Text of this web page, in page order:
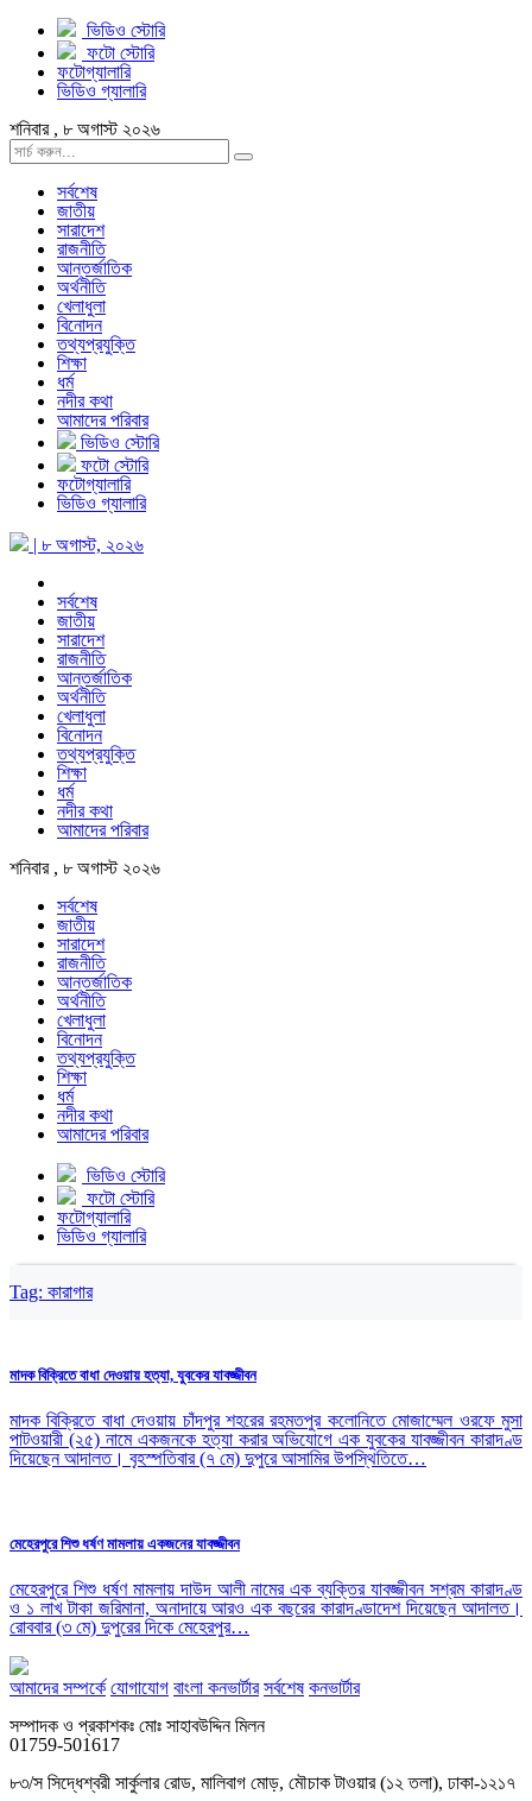
ভিডিও স্টোরি
ফটো স্টোরি
ফটোগ্যালারি
ভিডিও গ্যালারি
শনিবার , ৮ অগাস্ট ২০২৬
সর্বশেষ
জাতীয়
সারাদেশ
রাজনীতি
আন্তর্জাতিক
অর্থনীতি
খেলাধুলা
বিনোদন
তথ্যপ্রযুক্তি
শিক্ষা
ধর্ম
নদীর কথা
আমাদের পরিবার
ভিডিও স্টোরি
ফটো স্টোরি
ফটোগ্যালারি
ভিডিও গ্যালারি
| ৮ অগাস্ট, ২০২৬
সর্বশেষ
জাতীয়
সারাদেশ
রাজনীতি
আন্তর্জাতিক
অর্থনীতি
খেলাধুলা
বিনোদন
তথ্যপ্রযুক্তি
শিক্ষা
ধর্ম
নদীর কথা
আমাদের পরিবার
শনিবার , ৮ অগাস্ট ২০২৬
সর্বশেষ
জাতীয়
সারাদেশ
রাজনীতি
আন্তর্জাতিক
অর্থনীতি
খেলাধুলা
বিনোদন
তথ্যপ্রযুক্তি
শিক্ষা
ধর্ম
নদীর কথা
আমাদের পরিবার
ভিডিও স্টোরি
ফটো স্টোরি
ফটোগ্যালারি
ভিডিও গ্যালারি
Tag: কারাগার
মাদক বিক্রিতে বাধা দেওয়ায় হত্যা, যুবকের যাবজ্জীবন
মাদক বিক্রিতে বাধা দেওয়ায় চাঁদপুর শহরের রহমতপুর কলোনিতে মোজাম্মেল ওরফে মুসা
পাটওয়ারী (২৫) নামে একজনকে হত্যা করার অভিযোগে এক যুবকের যাবজ্জীবন কারাদণ্ড
দিয়েছেন আদালত। বৃহস্পতিবার (৭ মে) দুপুরে আসামির উপস্থিতিতে…
মেহেরপুরে শিশু ধর্ষণ মামলায় একজনের যাবজ্জীবন
মেহেরপুরে শিশু ধর্ষণ মামলায় দাউদ আলী নামের এক ব্যক্তির যাবজ্জীবন সশ্রম কারাদণ্ড
ও ১ লাখ টাকা জরিমানা, অনাদায়ে আরও এক বছরের কারাদণ্ডাদেশ দিয়েছেন আদালত।
রোববার (৩ মে) দুপুরের দিকে মেহেরপুর…
আমাদের সম্পর্কে যোগাযোগ বাংলা কনভার্টার সর্বশেষ কনভার্টার
সম্পাদক ও প্রকাশকঃ মোঃ সাহাবউদ্দিন মিলন
01759-501617
৮৩/স সিদ্ধেশ্বরী সার্কুলার রোড, মালিবাগ মোড়, মৌচাক টাওয়ার (১২ তলা), ঢাকা-১২১৭